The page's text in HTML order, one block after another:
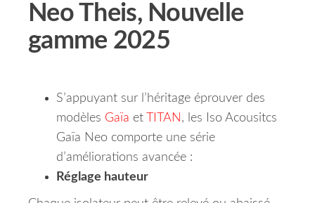
Neo Theis, Nouvelle
gamme 2025
S’appuyant sur l’héritage éprouver des
modèles Gaïa et TITAN , les Iso Acousitcs
Gaïa Neo comporte une série
d’améliorations avancée :
Réglage hauteur